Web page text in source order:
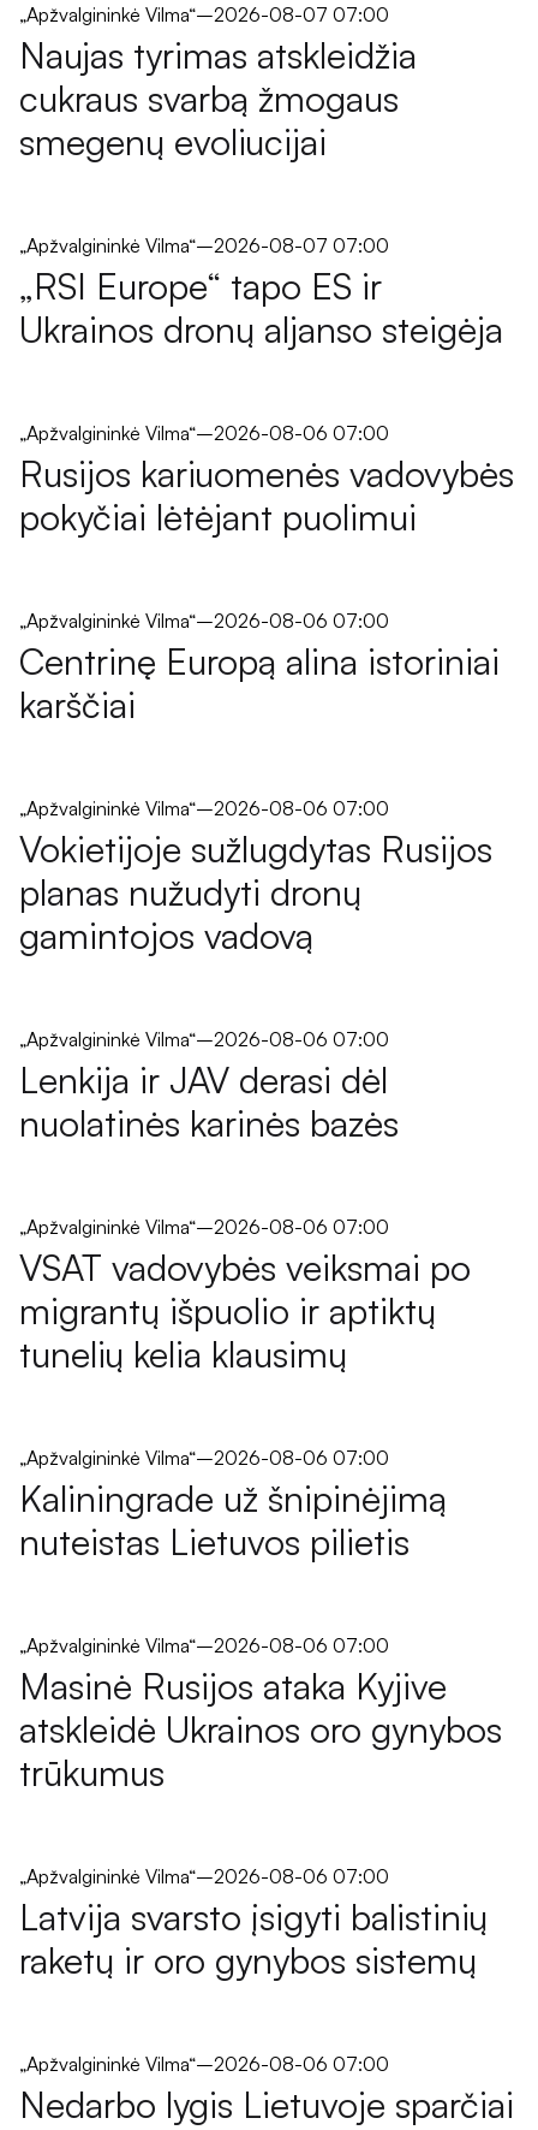
„Apžvalgininkė Vilma“–2026-08-07 07:00
Naujas tyrimas atskleidžia
cukraus svarbą žmogaus
smegenų evoliucijai
„Apžvalgininkė Vilma“–2026-08-07 07:00
„RSI Europe“ tapo ES ir
Ukrainos dronų aljanso steigėja
„Apžvalgininkė Vilma“–2026-08-06 07:00
Rusijos kariuomenės vadovybės
pokyčiai lėtėjant puolimui
„Apžvalgininkė Vilma“–2026-08-06 07:00
Centrinę Europą alina istoriniai
karščiai
„Apžvalgininkė Vilma“–2026-08-06 07:00
Vokietijoje sužlugdytas Rusijos
planas nužudyti dronų
gamintojos vadovą
„Apžvalgininkė Vilma“–2026-08-06 07:00
Lenkija ir JAV derasi dėl
nuolatinės karinės bazės
„Apžvalgininkė Vilma“–2026-08-06 07:00
VSAT vadovybės veiksmai po
migrantų išpuolio ir aptiktų
tunelių kelia klausimų
„Apžvalgininkė Vilma“–2026-08-06 07:00
Kaliningrade už šnipinėjimą
nuteistas Lietuvos pilietis
„Apžvalgininkė Vilma“–2026-08-06 07:00
Masinė Rusijos ataka Kyjive
atskleidė Ukrainos oro gynybos
trūkumus
„Apžvalgininkė Vilma“–2026-08-06 07:00
Latvija svarsto įsigyti balistinių
raketų ir oro gynybos sistemų
„Apžvalgininkė Vilma“–2026-08-06 07:00
Nedarbo lygis Lietuvoje sparčiai